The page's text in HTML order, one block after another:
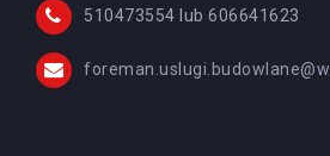
510473554 lub 606641623